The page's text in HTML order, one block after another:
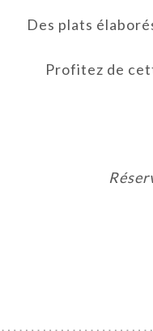
Des plats
Profitez de